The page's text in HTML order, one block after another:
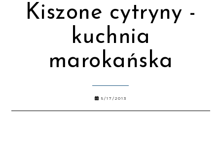
Kiszone cytryny -
kuchnia
marokańska
5/17/2013